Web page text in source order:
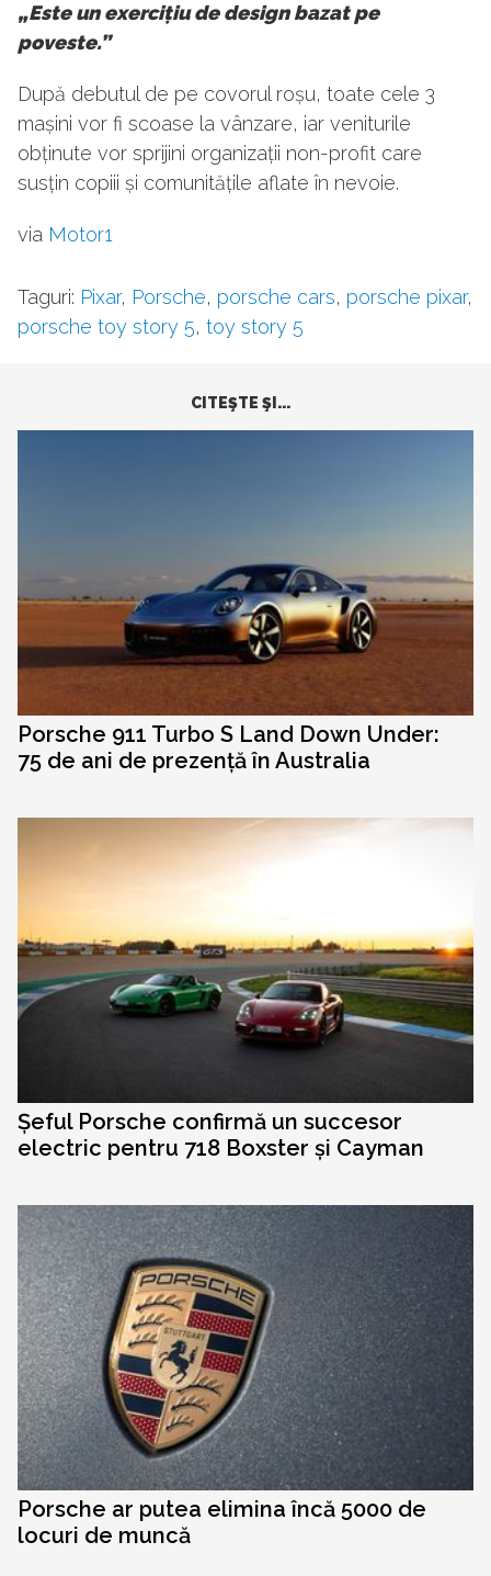
„Este un exercițiu de design bazat pe
poveste.”
După debutul de pe covorul roșu, toate cele 3
mașini vor fi scoase la vânzare, iar veniturile
obținute vor sprijini organizații non-profit care
susțin copiii și comunitățile aflate în nevoie.
via Motor1
Taguri: Pixar, Porsche, porsche cars, porsche pixar,
porsche toy story 5, toy story 5
CITEŞTE ŞI...
Porsche 911 Turbo S Land Down Under:
75 de ani de prezență în Australia
Șeful Porsche confirmă un succesor
electric pentru 718 Boxster și Cayman
Porsche ar putea elimina încă 5000 de
locuri de muncă